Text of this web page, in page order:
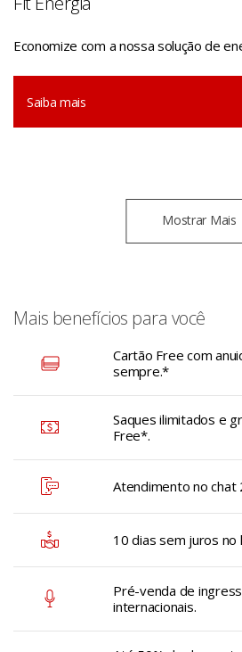
Economize com a nossa solução de
Saiba mais
Mostrar Mais
Mais benefícios para você
Cartão Free com
sempre.*
Saques ilimitados e
Free*.
Atendimento no chat
10 dias sem juros no
Pré-venda de
internacionais.